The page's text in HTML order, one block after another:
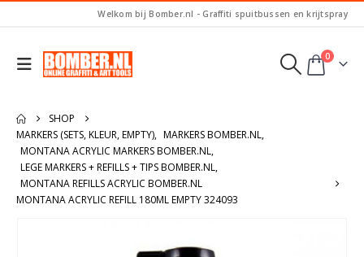
Welkom bij Bomber.nl - Graffiti spuitbussen en krijtspray
0
SHOP
MARKERS (SETS, KLEUR, EMPTY), MARKERS BOMBER.NL,
MONTANA ACRYLIC MARKERS BOMBER.NL,
LEGE MARKERS + REFILLS + TIPS BOMBER.NL,
MONTANA REFILLS ACRYLIC BOMBER.NL
MONTANA ACRYLIC REFILL 180ML EMPTY 324093